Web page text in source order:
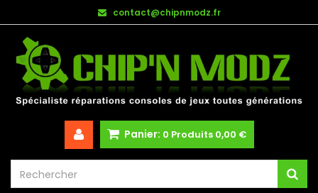
contact@chipnmodz.fr
Panier: 0 Produits 0,00 €